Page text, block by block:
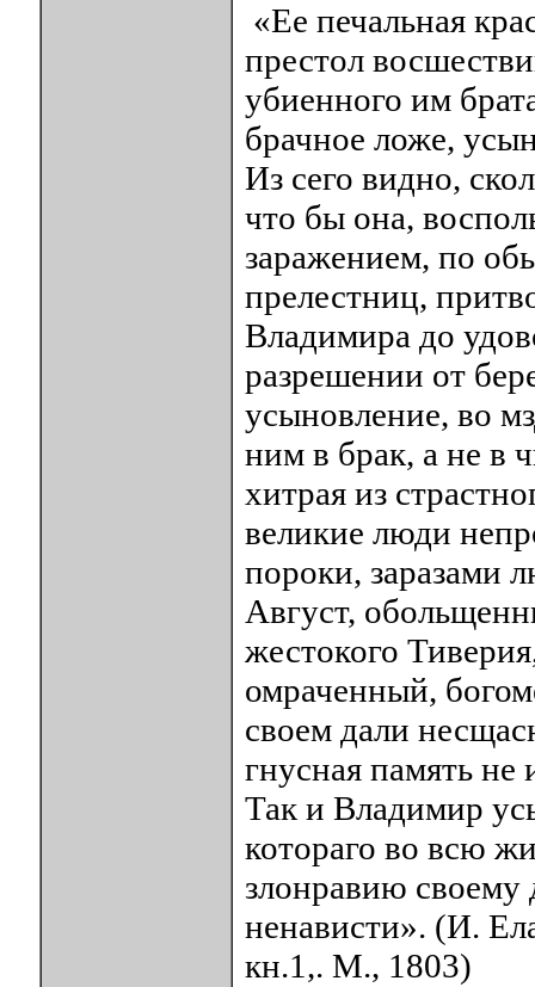
«Ее печальная
престол
убиенного им
брачное ложе,
Из сего видно,
что бы она,
заражением, по
прелестниц,
Владимира до
разрешении от
усыновление, во
ним в брак, а не в
хитрая из
великие люди
пороки, заразами
Август,
жестокого
омраченный,
своем дали
гнусная память не
Так и Владимир
котораго во всю
злонравию
ненависти». (И.
кн.1,. М., 1803)